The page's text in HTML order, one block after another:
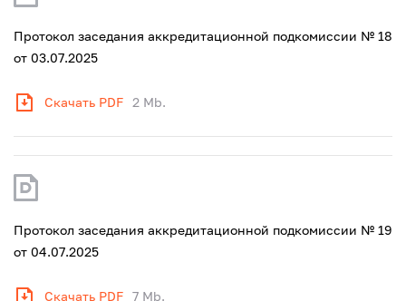
Протокол заседания аккредитационной подкомиссии № 18
от 03.07.2025
Скачать PDF 2 Mb.
Протокол заседания аккредитационной подкомиссии № 19
от 04.07.2025
Скачать PDF 7 Mb.